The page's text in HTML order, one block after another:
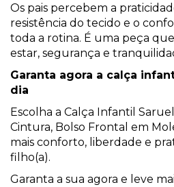
Os pais percebem a
resistência do tecido e o
toda a rotina. É uma peça
estar, segurança e
Garanta agora a calça
dia
Escolha a Calça Infantil
Cintura, Bolso Frontal em
mais conforto, liberdade e
filho(a).
Garanta a sua agora e leve